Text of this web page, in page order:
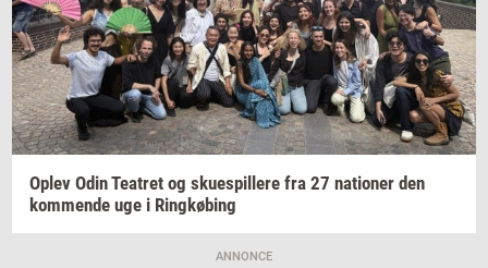
Oplev OdinTe­a­tret og sku­e­spil­le­re fra 27 na­tio­ner den
kom­men­de uge i Ring­kø­bing
ANNONCE